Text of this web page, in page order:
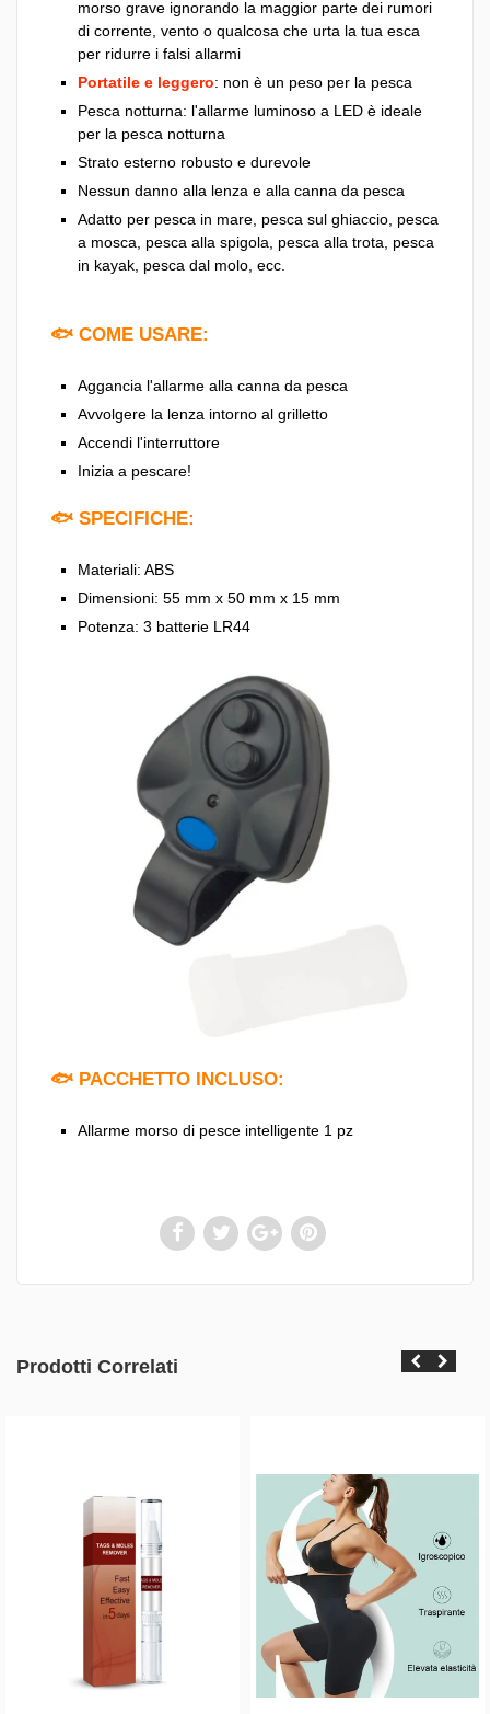
morso grave ignorando la maggior parte dei rumori
di corrente, vento o qualcosa che urta la tua esca
per ridurre i falsi allarmi
Portatile e leggero: non è un peso per la pesca
Pesca notturna: l'allarme luminoso a LED è ideale
per la pesca notturna
Strato esterno robusto e durevole
Nessun danno alla lenza e alla canna da pesca
Adatto per pesca in mare, pesca sul ghiaccio, pesca
a mosca, pesca alla spigola, pesca alla trota, pesca
in kayak, pesca dal molo, ecc.
🐟 COME USARE:
Aggancia l'allarme alla canna da pesca
Avvolgere la lenza intorno al grilletto
Accendi l'interruttore
Inizia a pescare!
🐟 SPECIFICHE:
Materiali: ABS
Dimensioni: 55 mm x 50 mm x 15 mm
Potenza: 3 batterie LR44
🐟 PACCHETTO INCLUSO:
Allarme morso di pesce intelligente 1 pz
Prodotti Correlati